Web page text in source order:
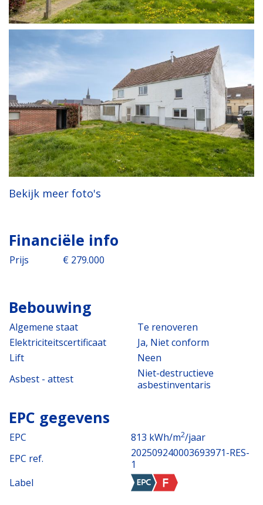
Bekijk meer foto's
Financiële info
Prijs € 279.000
Bebouwing
Algemene staat
Te renoveren
Elektriciteitscertificaat
Ja, Niet conform
Lift
Neen
Asbest - attest
Niet-destructieve
asbestinventaris
EPC gegevens
EPC 813 kWh/m2/jaar
EPC ref.
202509240003693971-RES-
1
Label